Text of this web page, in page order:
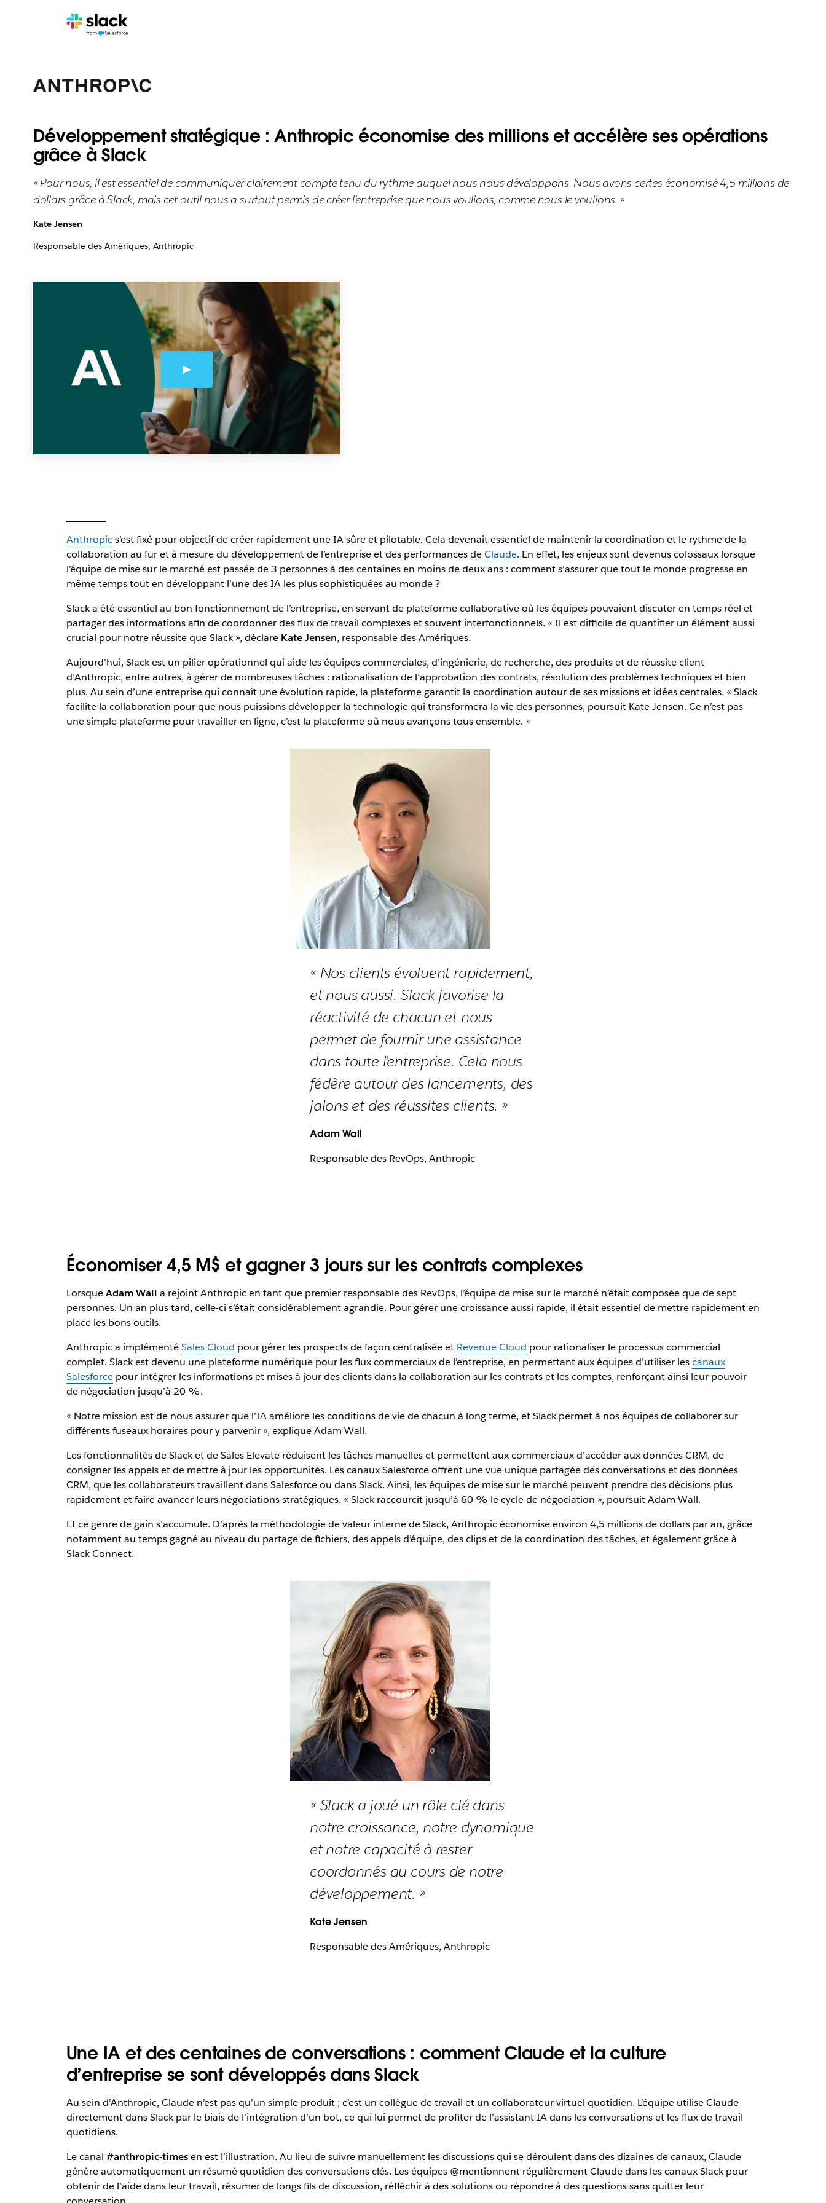
Développement stratégique : Anthropic économise des millions et accélère ses opérations
grâce à Slack
« Pour nous, il est essentiel de communiquer clairement compte tenu du rythme auquel nous nous développons. Nous avons certes économisé 4,5 millions de
dollars grâce à Slack, mais cet outil nous a surtout permis de créer l’entreprise que nous voulions, comme nous le voulions. »
Kate Jensen
Responsable des Amériques, Anthropic
Anthropics’est fixé pour objectif de créer rapidement une IA sûre et pilotable. Cela devenait essentiel de maintenir la coordination et le rythme de la
collaboration au fur et à mesure du développement de l’entreprise et des performances deClaude. En effet, les enjeux sont devenus colossaux lorsque
l’équipe de mise sur le marché est passée de 3 personnes à des centaines en moins de deux ans : comment s’assurer que tout le monde progresse en
même temps tout en développant l’une des IA les plus sophistiquées au monde ?
Slack a été essentiel au bon fonctionnement de l’entreprise, en servant de plateforme collaborative où les équipes pouvaient discuter en temps réel et
partager des informations afin de coordonner des flux de travail complexes et souvent interfonctionnels. « Il est difficile de quantifier un élément aussi
crucial pour notre réussite que Slack », déclare Kate Jensen, responsable des Amériques.
Aujourd’hui, Slack est un pilier opérationnel qui aide les équipes commerciales, d’ingénierie, de recherche, des produits et de réussite client
d’Anthropic, entre autres, à gérer de nombreuses tâches : rationalisation de l’approbation des contrats, résolution des problèmes techniques et bien
plus. Au sein d’une entreprise qui connaît une évolution rapide, la plateforme garantit la coordination autour de ses missions et idées centrales. « Slack
facilite la collaboration pour que nous puissions développer la technologie qui transformera la vie des personnes, poursuit Kate Jensen. Ce n’est pas
une simple plateforme pour travailler en ligne, c’est la plateforme où nous avançons tous ensemble. »
« Nos clients évoluent rapidement,
et nous aussi. Slack favorise la
réactivité de chacun et nous
permet de fournir une assistance
dans toute l’entreprise. Cela nous
fédère autour des lancements, des
jalons et des réussites clients. »
Adam Wall
Responsable des RevOps, Anthropic
Économiser 4,5 M$ et gagner 3 jours sur les contrats complexes
LorsqueAdam Wall a rejoint Anthropic en tant que premier responsable des RevOps, l’équipe de mise sur le marché n’était composée que de sept
personnes. Un an plus tard, celle-ci s’était considérablement agrandie. Pour gérer une croissance aussi rapide, il était essentiel de mettre rapidement en
place les bons outils.
Anthropic a implémentéSales Cloud pour gérer les prospects de façon centralisée et Revenue Cloud pour rationaliser le processus commercial
complet. Slack est devenu une plateforme numérique pour les flux commerciaux de l’entreprise, en permettant aux équipes d’utiliser lescanaux
Salesforcepour intégrer les informations et mises à jour des clients dans la collaboration sur les contrats et les comptes, renforçant ainsi leur pouvoir
de négociation jusqu’à 20 %.
« Notre mission est de nous assurer que l’IA améliore les conditions de vie de chacun à long terme, et Slack permet à nos équipes de collaborer sur
différents fuseaux horaires pour y parvenir », explique Adam Wall.
Les fonctionnalités de Slack et de Sales Elevate réduisent les tâches manuelles et permettent aux commerciaux d’accéder aux données CRM, de
consigner les appels et de mettre à jour les opportunités. Les canaux Salesforce offrent une vue unique partagée des conversations et des données
CRM, que les collaborateurs travaillent dans Salesforce ou dans Slack. Ainsi, les équipes de mise sur le marché peuvent prendre des décisions plus
rapidement et faire avancer leurs négociations stratégiques. « Slack raccourcit jusqu’à 60 % le cycle de négociation », poursuit Adam Wall.
Et ce genre de gain s’accumule. D’après la méthodologie de valeur interne de Slack, Anthropic économise environ 4,5 millions de dollars par an, grâce
notamment au temps gagné au niveau du partage de fichiers, des appels d’équipe, des clips et de la coordination des tâches, et également grâce à
Slack Connect.
« Slack a joué un rôle clé dans
notre croissance, notre dynamique
et notre capacité à rester
coordonnés au cours de notre
développement. »
Kate Jensen
Responsable des Amériques, Anthropic
Une IA et des centaines de conversations : comment Claude et la culture
d’entreprise se sont développés dans Slack
Au sein d’Anthropic, Claude n’est pas qu’un simple produit ; c’est un collègue de travail et un collaborateur virtuel quotidien. L’équipe utilise Claude
directement dans Slack par le biais de l’intégration d’un bot, ce qui lui permet de profiter de l’assistant IA dans les conversations et les flux de travail
quotidiens.
Le canal #anthropic-timesen est l’illustration. Au lieu de suivre manuellement les discussions qui se déroulent dans des dizaines de canaux, Claude
génère automatiquement un résumé quotidien des conversations clés. Les équipes @mentionnent régulièrement Claude dans les canaux Slack pour
obtenir de l’aide dans leur travail, résumer de longs fils de discussion, réfléchir à des solutions ou répondre à des questions sans quitter leur